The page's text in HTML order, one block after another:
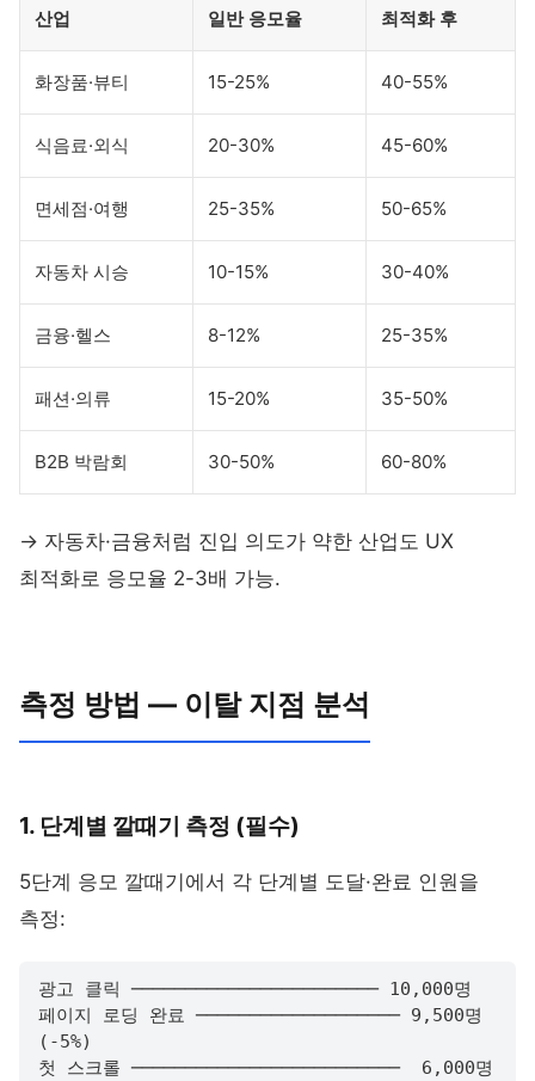
산업 일반 응모율 최적화 후
화장품·뷰티 15-25% 40-55%
식음료·외식 20-30% 45-60%
면세점·여행 25-35% 50-65%
자동차 시승 10-15% 30-40%
금융·헬스 8-12% 25-35%
패션·의류 15-20% 35-50%
B2B 박람회 30-50% 60-80%
→ 자동차·금융처럼 진입 의도가 약한 산업도 UX
최적화로 응모율 2-3배 가능.
측정 방법 — 이탈 지점 분석
1. 단계별 깔때기 측정 (필수)
5단계 응모 깔때기에서 각 단계별 도달·완료 인원을
측정:
광고 클릭 ─────────────────────── 10,000명
페이지 로딩 완료 ─────────────────── 9,500명
(-5%)
첫 스크롤 ─────────────────────────  6,000명